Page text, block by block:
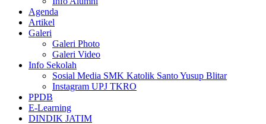
Agenda
Artikel
Galeri
Galeri Photo
Galeri Video
Info Sekolah
Sosial Media SMK Katolik Santo Yusup Blitar
Instagram UPJ TKRO
PPDB
E-Learning
DINDIK JATIM